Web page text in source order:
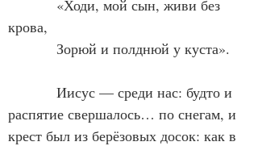
крова,
            Зорюй и полднюй у куста».
распятие свершалось… по снегам, и
крест был из берёзовых досок: как в